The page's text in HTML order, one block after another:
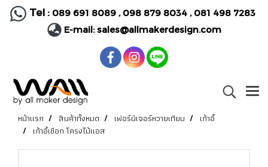
Tel : 089 691 8089, 098 879 8034 , 081 498 7283
E-mail:sales@allmakerdesign.com
หน้าแรก สินค้าทั้งหมด เฟอร์นิเจอร์หวายเทียม
เก้าอี้
เก้าอี้เชือก โครงไม้แอส